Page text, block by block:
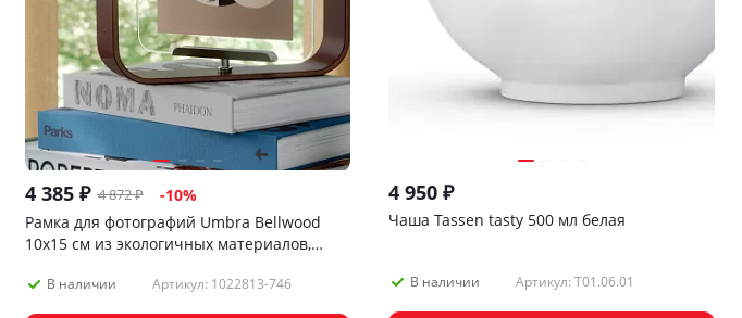
4 385₽ 4 872₽ -10%
Рамка для фотографий Umbra Bellwood
10х15 см из экологичных материалов,
В наличии Артикул: 1022813-746
4 950 ₽
Чаша Tassen tasty 500 мл белая
В наличии Артикул: T01.06.01